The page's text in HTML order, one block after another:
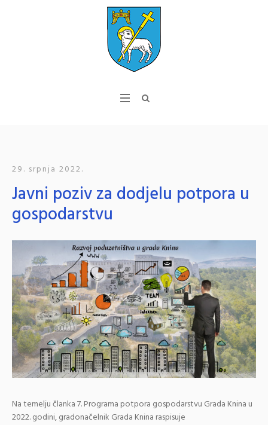
29. srpnja 2022.
Javni poziv za dodjelu potpora u
gospodarstvu
Na temelju članka 7. Programa potpora gospodarstvu Grada Knina u
2022. godini, gradonačelnik Grada Knina raspisuje